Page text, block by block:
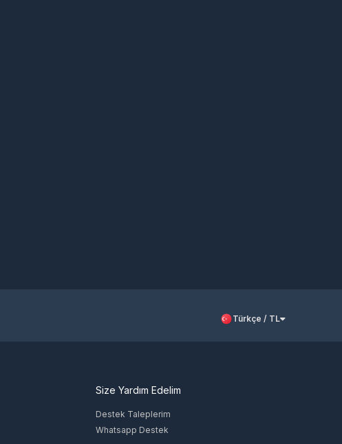
Türkçe / TL
Size Yardım Edelim
Destek Taleplerim
Whatsapp Destek